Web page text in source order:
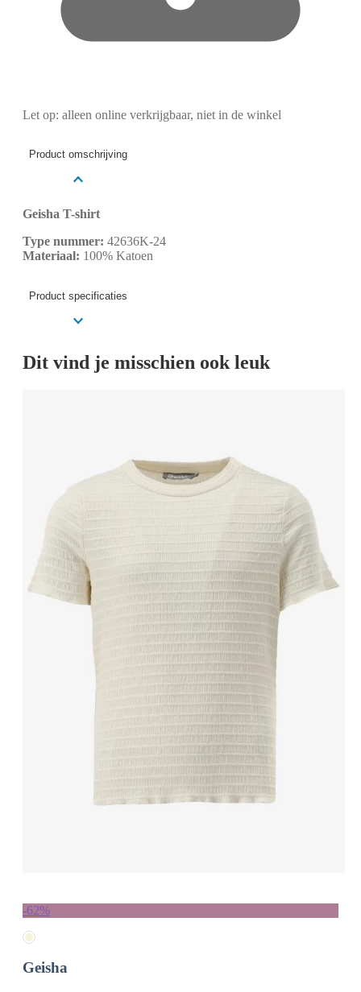
Let op: alleen online verkrijgbaar, niet in de winkel
Product omschrijving
Geisha T-shirt
Type nummer: 42636K-24
Materiaal: 100% Katoen
Product specificaties
Dit vind je misschien ook leuk
-62%
Geisha